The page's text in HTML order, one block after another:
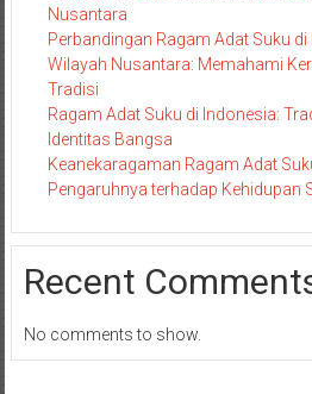
Nusantara
Perbandingan Ragam Adat Suku
Wilayah Nusantara: Memahami
Tradisi
Ragam Adat Suku di Indonesia:
Identitas Bangsa
Keanekaragaman Ragam Adat
Pengaruhnya terhadap Kehidupan
Recent
No comments to show.